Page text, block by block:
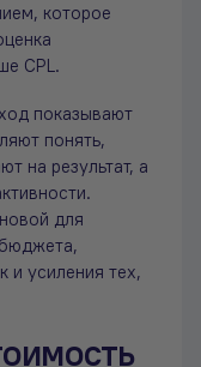
которое
CPL.
показывают
понять,
на результат, а
для
и усиления тех,